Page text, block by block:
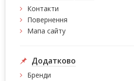
Контакти
Повернення
Мапа сайту
Додатково
Бренди